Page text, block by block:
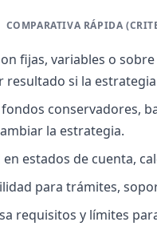
COMPARATIVA RÁPIDA
fijas, variables o
si la
fondos conservadores,
la estrategia.
estados de cuenta,
para trámites,
requisitos y límites